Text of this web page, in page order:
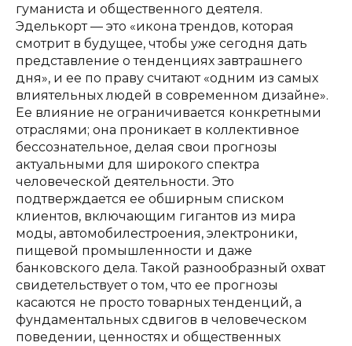
гуманиста и общественного деятеля.
Эделькорт — это «икона трендов, которая
смотрит в будущее, чтобы уже сегодня дать
представление о тенденциях завтрашнего
дня», и ее по праву считают «одним из самых
влиятельных людей в современном дизайне».
Ее влияние не ограничивается конкретными
отраслями; она проникает в коллективное
бессознательное, делая свои прогнозы
актуальными для широкого спектра
человеческой деятельности. Это
подтверждается ее обширным списком
клиентов, включающим гигантов из мира
моды, автомобилестроения, электроники,
пищевой промышленности и даже
банковского дела. Такой разнообразный охват
свидетельствует о том, что ее прогнозы
касаются не просто товарных тенденций, а
фундаментальных сдвигов в человеческом
поведении, ценностях и общественных